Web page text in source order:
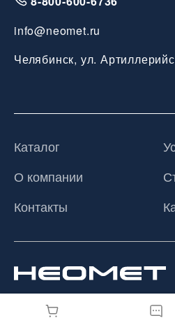
info@neomet.ru
Челябинск, ул.
Каталог
О компании
Контакты
© 2026 ООО «Неомет», Все права